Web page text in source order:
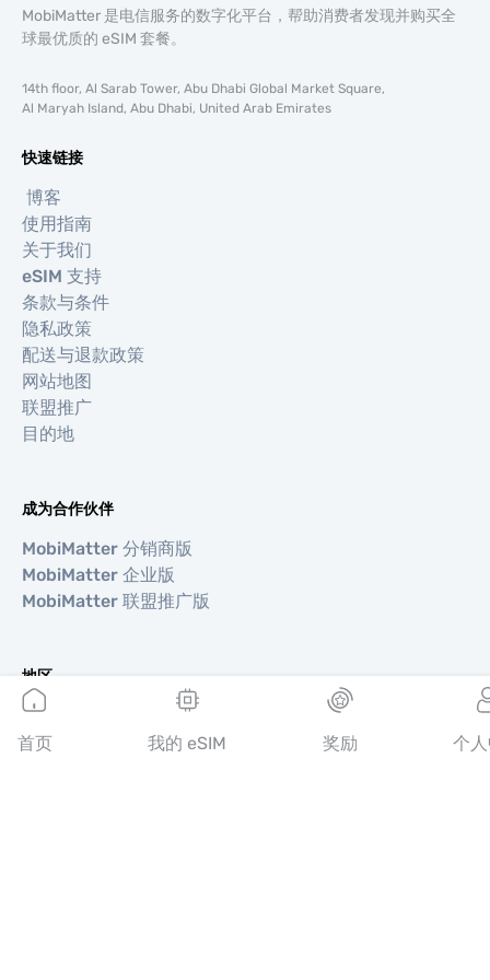
MobiMatter 是电信服务的数字化平台，帮助消费者发现并购买全
球最优质的 eSIM 套餐。
14th floor, Al Sarab Tower, Abu Dhabi Global Market Square,
Al Maryah Island, Abu Dhabi, United Arab Emirates
快速链接
博客
使用指南
关于我们
eSIM 支持
条款与条件
隐私政策
配送与退款政策
网站地图
联盟推广
目的地
成为合作伙伴
MobiMatter 分销商版
MobiMatter 企业版
MobiMatter 联盟推广版
地区
欧洲 eSIM
亚洲 eSIM
首页 我的 eSIM 奖励 个